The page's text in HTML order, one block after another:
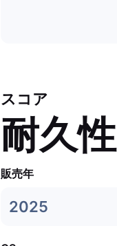
スコア
耐久性
販売年
2025